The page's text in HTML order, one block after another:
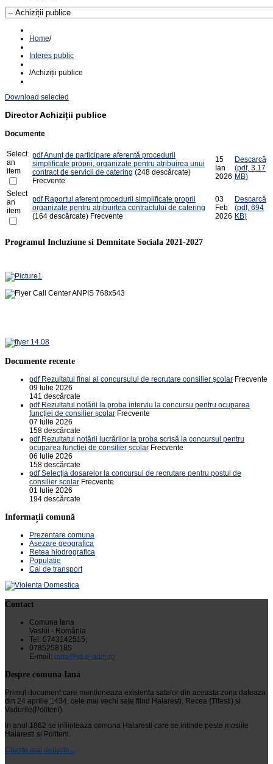
Home/
Interes public
/Achiziții publice
Download selected
DirectorAchiziții publice
Documente
Select
an
item
pdfAnunț de participare aferentă procedurii
simplificate proprii, organizate pentru atribuirea unui
contract de servicii de catering (248 descărcate)
Frecvente
15
Ian
2026
Descarcă
(pdf, 3.17
MB)
Select
an
item
pdf Raportul aferent procedurii simplificate proprii
organizate pentru atribuirtea contractului de catering
(164 descărcate) Frecvente
03
Feb
2026
Descarcă
(pdf, 694
KB)
Programul Incluziune si Demnitate Sociala 2021-2027
Documente recente
pdf Rezultatul final al concursului de recrutare consilier școlar Frecvente
09 Iulie 2026
141 descărcate
pdf Rezultatul notării la proba interviu la concursu pentru ocuparea
funcției de consilier școlar Frecvente
07 Iulie 2026
158 descărcate
pdf Rezultatul notării lucrărilor la proba scrisă la concursul pentru
ocuparea funcției de consilier școlar Frecvente
06 Iulie 2026
158 descărcate
pdf Selecția dosarelor la concursul de recrutare pentru postul de
consilier școlar Frecvente
01 Iulie 2026
194 descărcate
Informații comună
Prezentare comuna
Asezare geografica
Retea hiodrografica
Populatie
Cai de transport
Contact
Comuna Iana
Vaslui - România
Tel: 0743142515;
0785258185
E-mail: iana@vs.e-adm.ro
Despre comuna Iana
Primul document care mentioneaza existenta satelor din aceasta zona dateaza
din 24 aprilie 1434, cele mai vechi sate fiind Halaresti, Recea (Tifesti) si
Vadurile(Politeni).
In anul 1862 se infiinteaza comuna Halaresti care se intinde peste mosiile
Halaresti si Politeni.
Citeste mai departe...